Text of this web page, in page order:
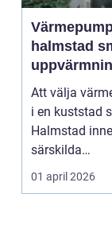
halmstad smart
kustklimat
Att välja
i en kuststad
Halmstad
särskilda
fukt, mild...
01 april 2026